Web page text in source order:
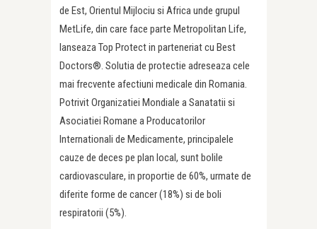
de Est, Orientul Mijlociu si Africa unde grupul
MetLife, din care face parte Metropolitan Life,
lanseaza Top Protect in parteneriat cu Best
Doctors®. Solutia de protectie adreseaza cele
mai frecvente afectiuni medicale din Romania.
Potrivit Organizatiei Mondiale a Sanatatii si
Asociatiei Romane a Producatorilor
Internationali de Medicamente, principalele
cauze de deces pe plan local, sunt bolile
cardiovasculare, in proportie de 60%, urmate de
diferite forme de cancer (18%) si de boli
respiratorii (5%).